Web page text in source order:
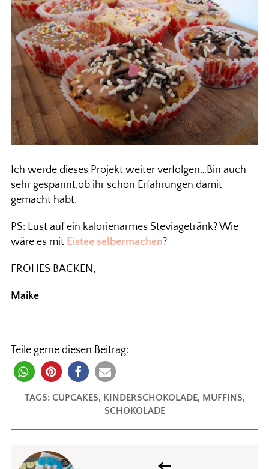
Ich werde dieses Projekt weiter verfolgen…Bin auch
sehr gespannt,ob ihr schon Erfahrungen damit
gemacht habt.
PS: Lust auf ein kalorienarmes Steviagetränk? Wie
wäre es mit Eistee selbermachen?
FROHES BACKEN,
Maike
Teile gerne diesen Beitrag:
TAGS: CUPCAKES, KINDERSCHOKOLADE, MUFFINS,
SCHOKOLADE